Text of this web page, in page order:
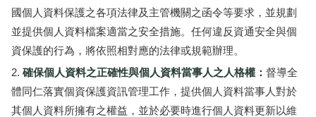
國個人資料保護之各項法律及主管機關之函令等要求，並規劃
並提供個人資料檔案適當之安全措施。任何違反資通安全與個
資保護的行為，將依照相對應的法律或規範辦理。
確保個人資料之正確性與個人資料當事人之人格權： 督導全
體同仁落實個資保護資訊管理工作，提供個人資料當事人對於
其個人資料所擁有之權益，並於必要時進行個人資料更新以維